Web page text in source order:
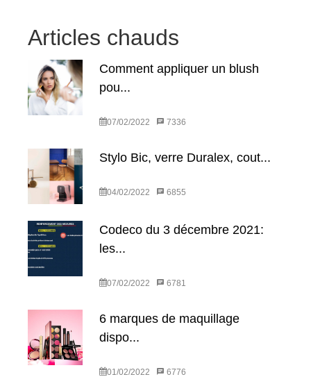
Articles chauds
Comment appliquer un blush
pou...
07/02/2022 7336
Stylo Bic, verre Duralex, cout...
04/02/2022 6855
Codeco du 3 décembre 2021:
les...
07/02/2022 6781
6 marques de maquillage
dispo...
01/02/2022 6776